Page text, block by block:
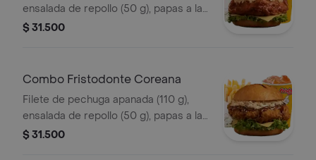
ensalada de repollo (50 g), papas a la
francesa mediana (60 g) y gaseosa
$ 31.500
Combo Fristodonte Coreana
Filete de pechuga apanada (110 g),
ensalada de repollo (50 g), papas a la
francesa mediana (60 g) y gaseosa
$ 31.500